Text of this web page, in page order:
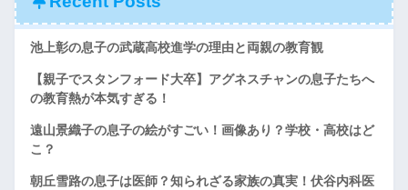
池上彰の息子の武蔵高校進学の理由と両親の教育観
【親子でスタンフォード大卒】アグネスチャンの息子たちへ
の教育熱が本気すぎる！
遠山景織子の息子の絵がすごい！画像あり？学校・高校はど
こ？
朝丘雪路の息子は医師？知られざる家族の真実！伏谷内科医